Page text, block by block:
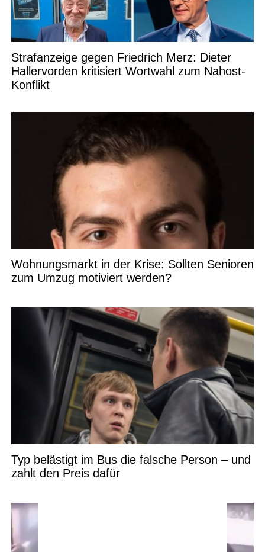
Strafanzeige gegen Friedrich Merz: Dieter
Hallervorden kritisiert Wortwahl zum Nahost-
Konflikt
Wohnungsmarkt in der Krise: Sollten Senioren
zum Umzug motiviert werden?
Typ belästigt im Bus die falsche Person – und
zahlt den Preis dafür